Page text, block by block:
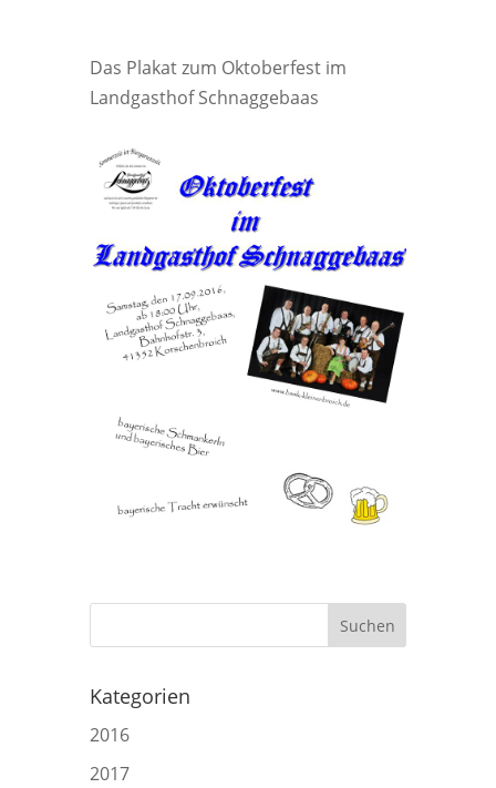
Das Plakat zum Oktoberfest im
Landgasthof Schnaggebaas
Kategorien
2016
2017